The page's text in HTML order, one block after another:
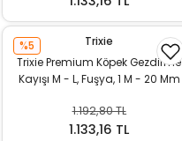
%5
Trixie
Trixie Premium Köpek Gezdirme
Kayışı M - L, Fuşya, 1 M - 20 Mm
1.192,80 TL
1.133,16 TL